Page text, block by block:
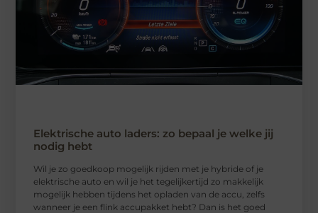
Elektrische auto laders: zo bepaal je welke jij
nodig hebt
Wil je zo goedkoop mogelijk rijden met je hybride of je
elektrische auto en wil je het tegelijkertijd zo makkelijk
mogelijk hebben tijdens het opladen van de accu, zelfs
wanneer je een flink accupakket hebt? Dan is het goed